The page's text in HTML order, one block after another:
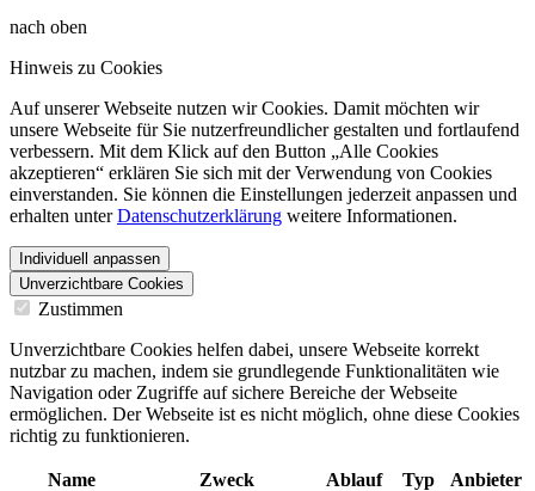
nach oben
Hinweis zu Cookies
Auf unserer Webseite nutzen wir Cookies. Damit möchten wir
unsere Webseite für Sie nutzerfreundlicher gestalten und fortlaufend
verbessern. Mit dem Klick auf den Button „Alle Cookies
akzeptieren“ erklären Sie sich mit der Verwendung von Cookies
einverstanden. Sie können die Einstellungen jederzeit anpassen und
erhalten unterDatenschutzerklärung weitere Informationen.
Individuell anpassen
Unverzichtbare Cookies
Zustimmen
Unverzichtbare Cookies helfen dabei, unsere Webseite korrekt
nutzbar zu machen, indem sie grundlegende Funktionalitäten wie
Navigation oder Zugriffe auf sichere Bereiche der Webseite
ermöglichen. Der Webseite ist es nicht möglich, ohne diese Cookies
richtig zu funktionieren.
Name Zweck Ablauf Typ Anbieter